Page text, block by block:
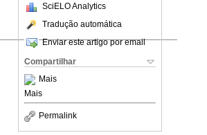
SciELO Analytics
Tradução automática
Enviar este artigo por email
Compartilhar
Mais
Mais
Permalink